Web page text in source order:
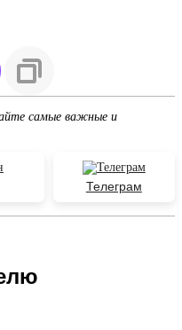
самые важные и
Телеграм